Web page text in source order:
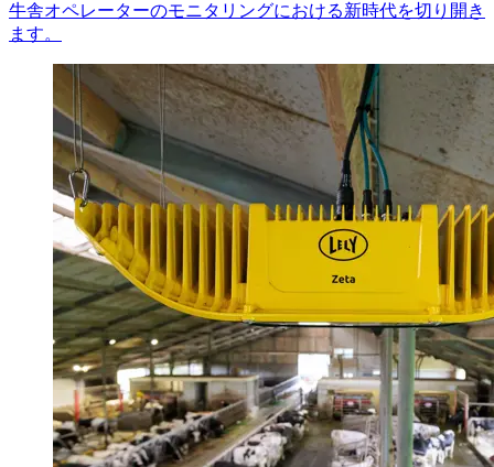
牛舎オペレーターのモニタリングにおける新時代を切り開き
ます。